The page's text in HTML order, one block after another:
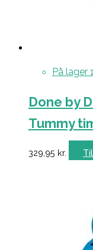
På lager
Done by
Tummy
329,95 kr.